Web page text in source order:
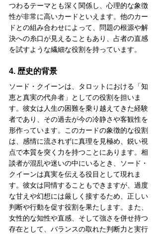
つわるテーマとも深く関係し、心理的な象徴
性が非常に高いカードといえます。他のカー
ドとの組み合わせによって、問題の根源や解
決への糸口が見えることもあり、占者の直感
を試すような繊細な役割を持っています。
4. 歴史的背景
ソード・クイーンは、タロットにおける「知
恵と真実の代弁者」としての役割を担いま
す。彼女は人生の困難を乗り越えてきた経験
者であり、その過去が今の冷静さや客観性を
形作っています。このカードの象徴的な役割
は、感情に流されずに真理を見極め、鋭い視
点で本質を突く力を持つことにあります。相
談者が混乱や迷いの中にいるとき、ソード・
クイーンは真実を伝える役目として現れま
す。彼女は同情することもできますが、過度
な甘えや幻想には厳しく接するため、正しい
判断や行動を促す役割を果たします。また、
女性的な知性や直感、そして強さを併せ持つ
存在として、バランスの取れた判断力と実行